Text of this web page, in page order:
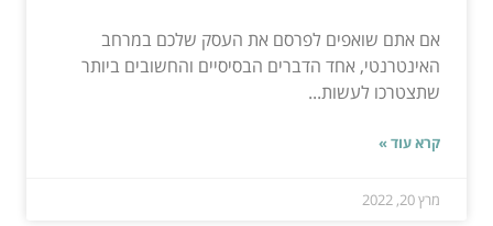
אם אתם שואפים לפרסם את העסק שלכם במרחב
האינטרנטי, אחד הדברים הבסיסיים והחשובים ביותר
שתצטרכו לעשות...
קרא עוד »
מרץ 20, 2022